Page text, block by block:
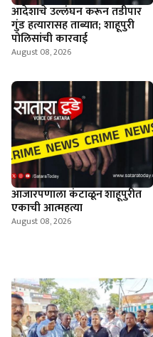
आदेशाचे उल्लंघन करून तडीपार
गुंड हत्यारासह ताब्यात; शाहूपुरी
पोलिसांची कारवाई
August 08, 2026
आजारपणाला कंटाळून शाहूपुरीत
एकाची आत्महत्या
August 08, 2026